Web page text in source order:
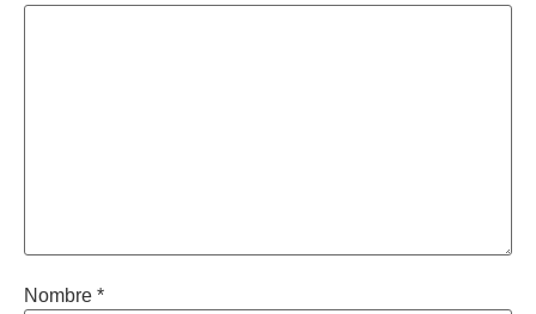
Nombre *